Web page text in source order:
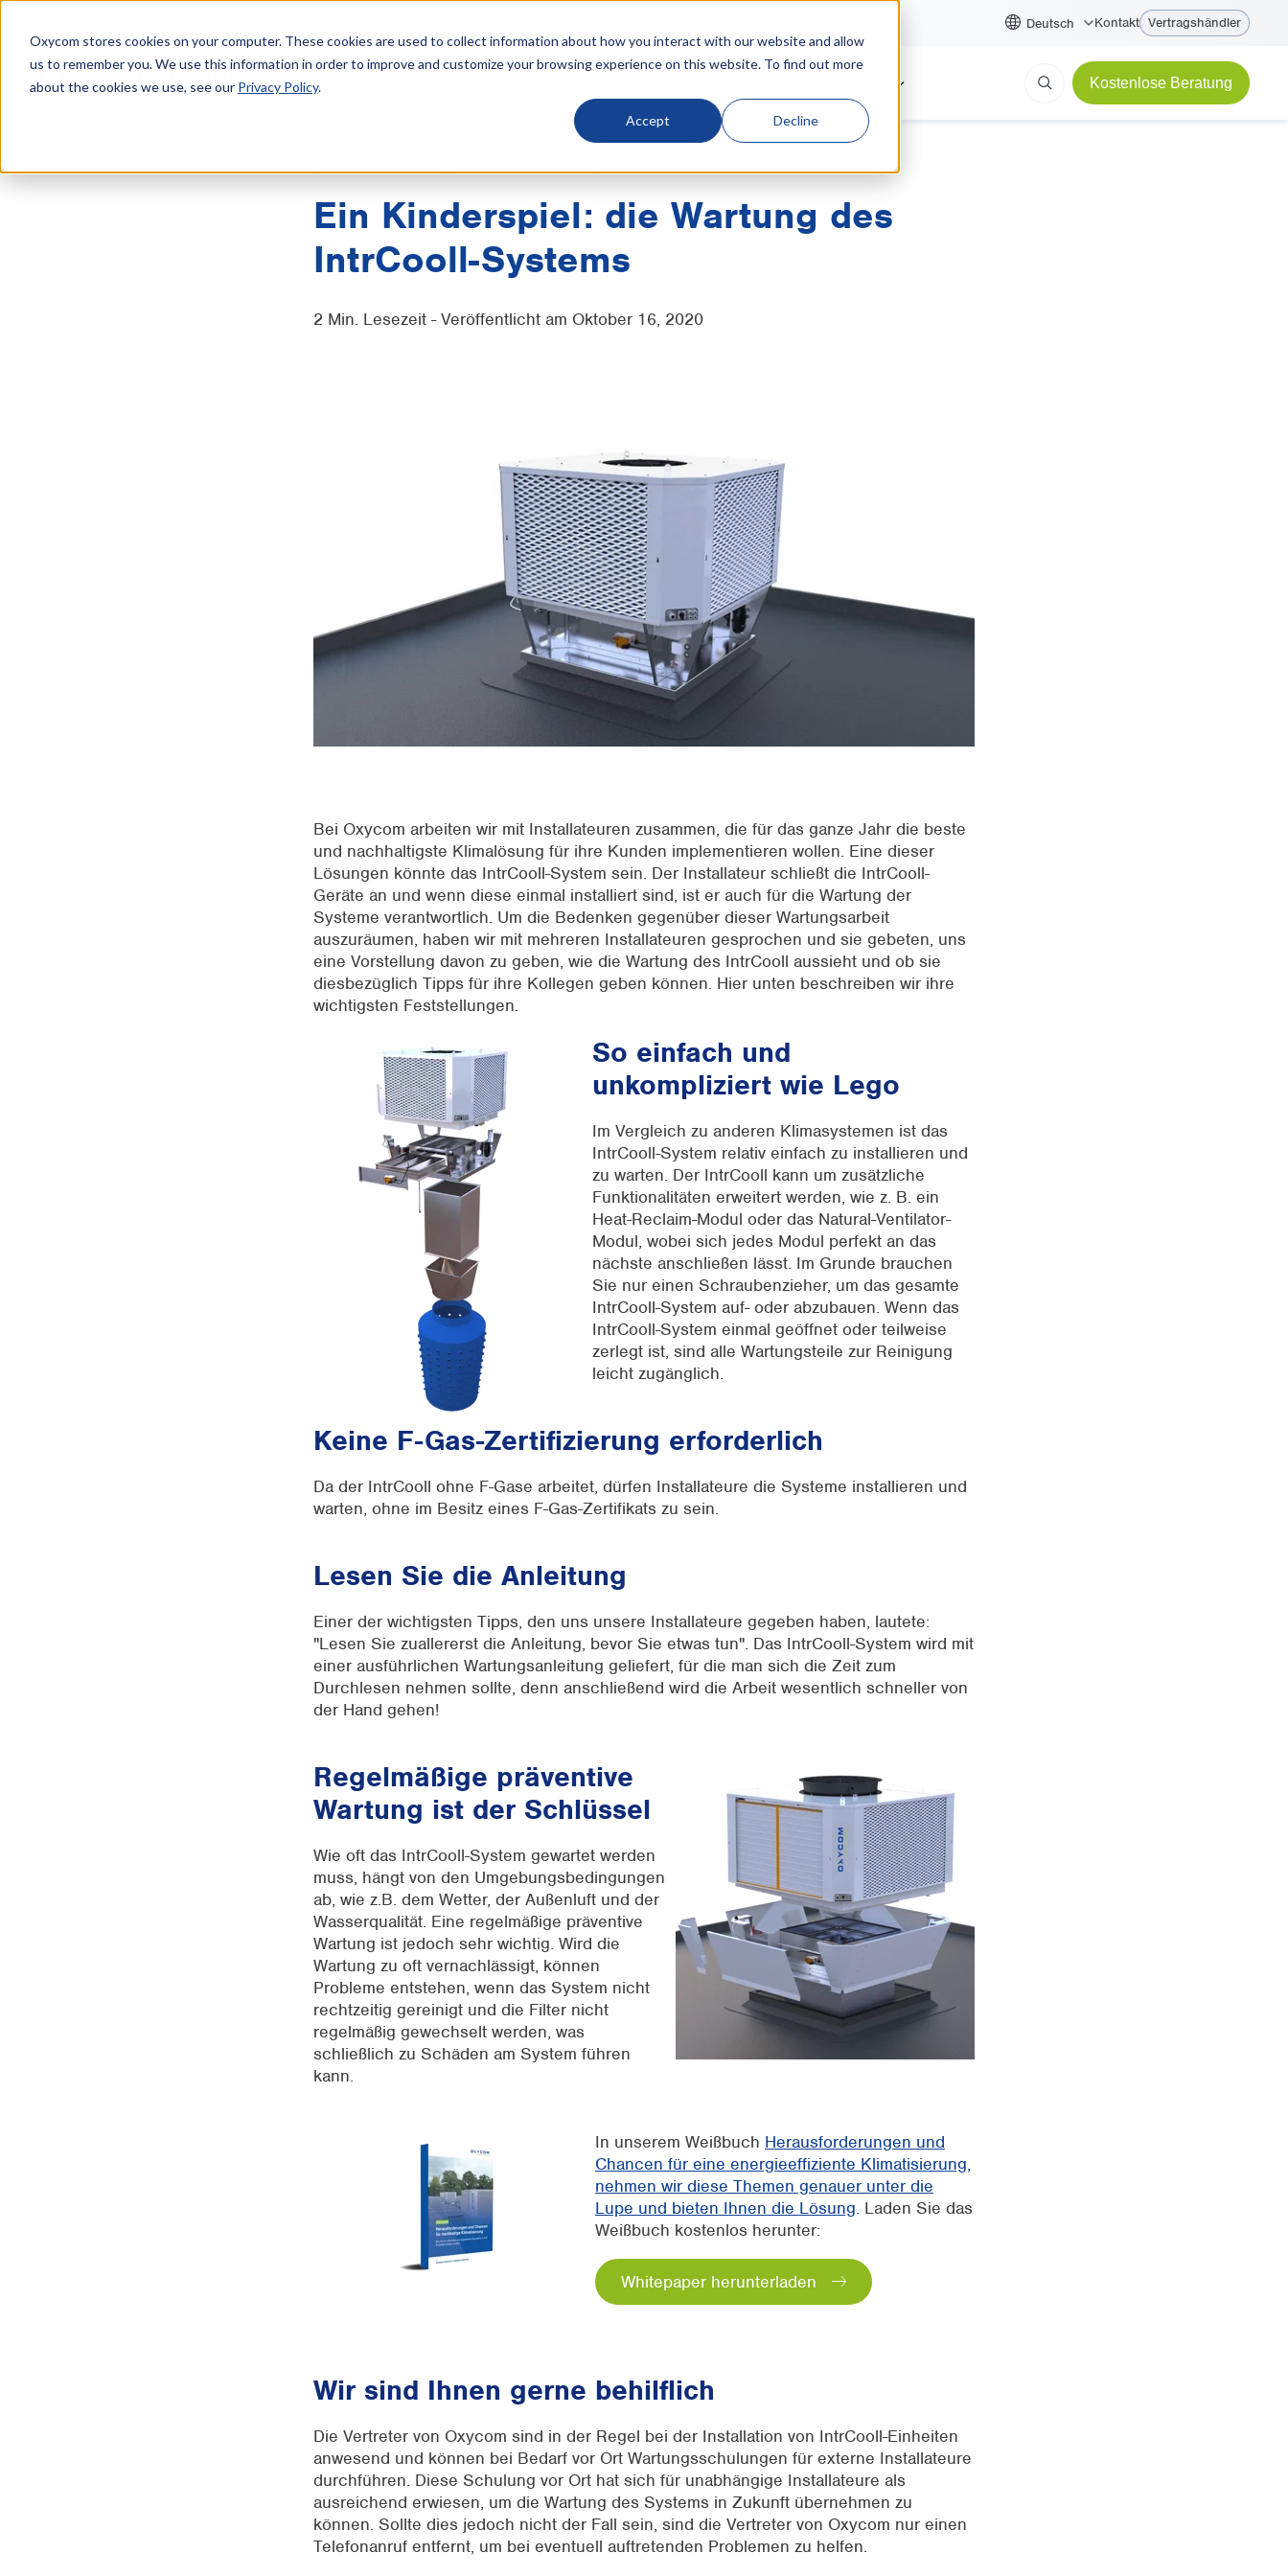
Oxycom stores cookies on your computer. These cookies are used to collect information about how you interact with our website and allow
us to remember you. We use this information in order to improve and customize your browsing experience on this website. To find out more
about the cookies we use, see our Privacy Policy.
Accept Decline
Deutsch Kontakt Vertragshändler
Kostenlose Beratung
Ein Kinderspiel: die Wartung des
IntrCooll-Systems
2 Min. Lesezeit - Veröffentlicht am Oktober 16, 2020
Bei Oxycom arbeiten wir mit Installateuren zusammen, die für das ganze Jahr die beste
und nachhaltigste Klimalösung für ihre Kunden implementieren wollen. Eine dieser
Lösungen könnte das IntrCooll-System sein. Der Installateur schließt die IntrCooll-
Geräte an und wenn diese einmal installiert sind, ist er auch für die Wartung der
Systeme verantwortlich. Um die Bedenken gegenüber dieser Wartungsarbeit
auszuräumen, haben wir mit mehreren Installateuren gesprochen und sie gebeten, uns
eine Vorstellung davon zu geben, wie die Wartung des IntrCooll aussieht und ob sie
diesbezüglich Tipps für ihre Kollegen geben können. Hier unten beschreiben wir ihre
wichtigsten Feststellungen.
So einfach und
unkompliziert wie Lego
Im Vergleich zu anderen Klimasystemen ist das
IntrCooll-System relativ einfach zu installieren und
zu warten. Der IntrCooll kann um zusätzliche
Funktionalitäten erweitert werden, wie z. B. ein
Heat-Reclaim-Modul oder das Natural-Ventilator-
Modul, wobei sich jedes Modul perfekt an das
nächste anschließen lässt. Im Grunde brauchen
Sie nur einen Schraubenzieher, um das gesamte
IntrCooll-System auf- oder abzubauen. Wenn das
IntrCooll-System einmal geöffnet oder teilweise
zerlegt ist, sind alle Wartungsteile zur Reinigung
leicht zugänglich.
Keine F-Gas-Zertifizierung erforderlich
Da der IntrCooll ohne F-Gase arbeitet, dürfen Installateure die Systeme installieren und
warten, ohne im Besitz eines F-Gas-Zertifikats zu sein.
Lesen Sie die Anleitung
Einer der wichtigsten Tipps, den uns unsere Installateure gegeben haben, lautete:
"Lesen Sie zuallererst die Anleitung, bevor Sie etwas tun". Das IntrCooll-System wird mit
einer ausführlichen Wartungsanleitung geliefert, für die man sich die Zeit zum
Durchlesen nehmen sollte, denn anschließend wird die Arbeit wesentlich schneller von
der Hand gehen!
Regelmäßige präventive
Wartung ist der Schlüssel
Wie oft das IntrCooll-System gewartet werden
muss, hängt von den Umgebungsbedingungen
ab, wie z.B. dem Wetter, der Außenluft und der
Wasserqualität. Eine regelmäßige präventive
Wartung ist jedoch sehr wichtig. Wird die
Wartung zu oft vernachlässigt, können
Probleme entstehen, wenn das System nicht
rechtzeitig gereinigt und die Filter nicht
regelmäßig gewechselt werden, was
schließlich zu Schäden am System führen
kann.
In unserem Weißbuch Herausforderungen und
Chancen für eine energieeffiziente Klimatisierung,
nehmen wir diese Themen genauer unter die
Lupe und bieten Ihnen die Lösung. Laden Sie das
Weißbuch kostenlos herunter:
Whitepaper herunterladen
Wir sind Ihnen gerne behilflich
Die Vertreter von Oxycom sind in der Regel bei der Installation von IntrCooll-Einheiten
anwesend und können bei Bedarf vor Ort Wartungsschulungen für externe Installateure
durchführen. Diese Schulung vor Ort hat sich für unabhängige Installateure als
ausreichend erwiesen, um die Wartung des Systems in Zukunft übernehmen zu
können. Sollte dies jedoch nicht der Fall sein, sind die Vertreter von Oxycom nur einen
Telefonanruf entfernt, um bei eventuell auftretenden Problemen zu helfen.